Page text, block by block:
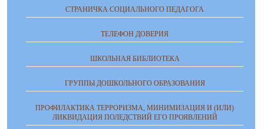
СТРАНИЧКА СОЦИАЛЬНОГО ПЕДАГОГА
ТЕЛЕФОН ДОВЕРИЯ
ШКОЛЬНАЯ БИБЛИОТЕКА
ГРУППЫ ДОШКОЛЬНОГО ОБРАЗОВАНИЯ
ПРОФИЛАКТИКА ТЕРРОРИЗМА, МИНИМИЗАЦИЯ И (ИЛИ)
ЛИКВИДАЦИЯ ПОЛЕДСТВИЙ ЕГО ПРОЯВЛЕНИЙ